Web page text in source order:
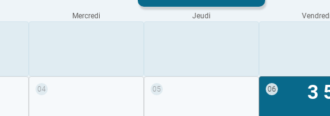
Mercredi Jeudi Vendredi
04 05 06 3